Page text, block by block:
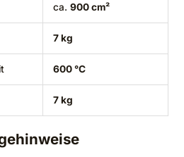
ca. 900 cm²
7 kg
600 °C
7 kg